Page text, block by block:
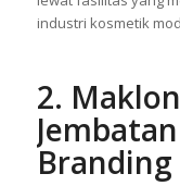
industri kosmetik
2.
Branding